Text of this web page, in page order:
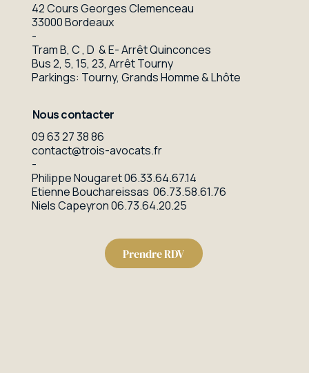
42 Cours Georges Clemenceau
33000 Bordeaux
-
Tram B, C , D & E- Arrêt Quinconces
Bus 2, 5, 15, 23, Arrêt Tourny
Parkings: Tourny, Grands Homme & Lhôte
Nous contacter
09 63 27 38 86
contact@trois-avocats.fr
-
Philippe Nougaret06.33.64.67.14
Etienne Bouchareissas06.73.58.61.76
Niels Capeyron06.73.64.20.25
Prendre RDV